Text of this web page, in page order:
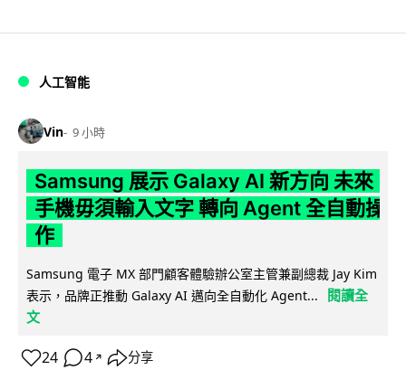
人工智能
Vin 9 小時
Samsung 展示 Galaxy AI 新方向 未來
手機毋須輸入文字 轉向 Agent 全自動操
作
Samsung 電子 MX 部門顧客體驗辦公室主管兼副總裁 Jay Kim
表示，品牌正推動 Galaxy AI 邁向全自動化 Agent...
閱讀全
文
24 4 ↗ 分享